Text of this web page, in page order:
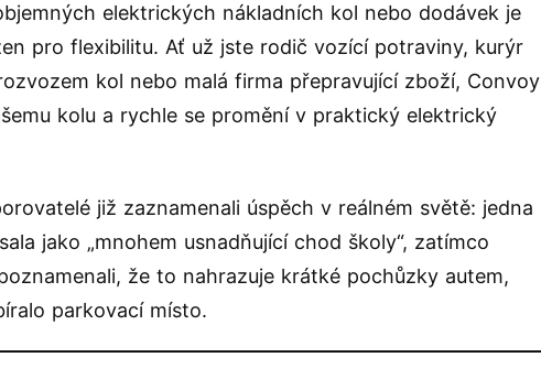
elektrických nákladních kol nebo dodávek je
pro flexibilitu. Ať už jste rodič vozící potraviny, kurýr
kol nebo malá firma přepravující zboží, Convoy
kolu a rychle se promění v praktický elektrický
již zaznamenali úspěch v reálném světě: jedna
jako „mnohem usnadňující chod školy“, zatímco
že to nahrazuje krátké pochůzky autem,
parkovací místo.